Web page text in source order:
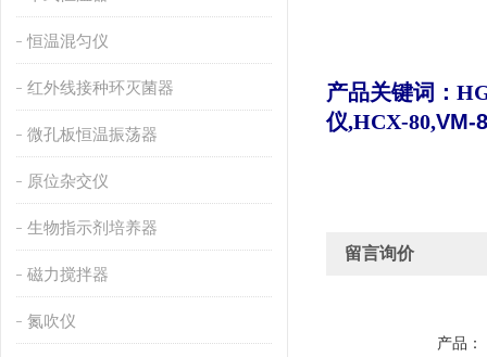
恒温混匀仪
红外线接种环灭菌器
微孔板恒温振荡器
原位杂交仪
生物指示剂培养器
磁力搅拌器
氮吹仪
产品关键词：
仪,HCX-80,VM-
留言询价
产品：